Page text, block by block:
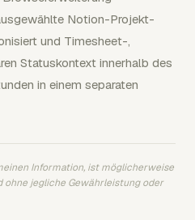
Notion-Projekt-
und Timesheet-,
Statuskontext innerhalb des
in einem separaten
Information, ist möglicherweise
jegliche Gewährleistung oder